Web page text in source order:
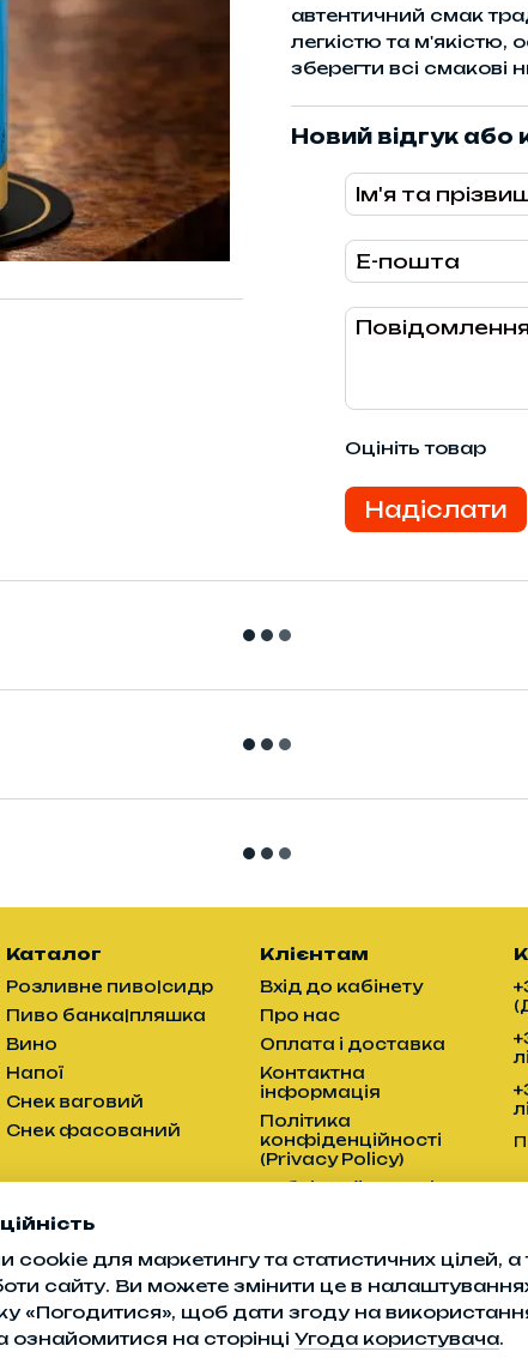
автентичний смак
легкістю та м'якістю,
зберегти всі смакові
Новий відгук або
Оцініть товар
Надіслати
Каталог
Розливне пиво|сидр
Пиво банка|пляшка
Вино
Напої
Снек ваговий
Снек фасований
Клієнтам
Вхід до кабінету
Про нас
Оплата і доставка
Контактна
інформація
Політика
конфіденційності
(Privacy Policy)
Публічний договір
Ми в соцмережах
для маркетингу та статистичних цілей,
сайту. Ви можете змінити це в
«Погодитися», щоб дати згоду на
на сторінці Угода користувача.